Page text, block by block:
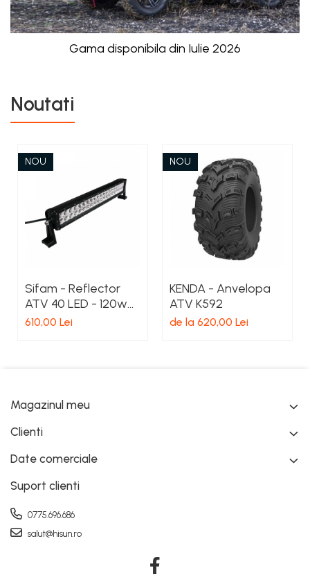
Gama disponibila din Iulie 2026
Noutati
NOU
Sifam - Reflector
ATV 40 LED - 120w
7200Lum, Epistar
610,00 Lei
NOU
KENDA - Anvelopa
ATV K592
de la 620,00 Lei
Magazinul meu
Clienti
Date comerciale
Suport clienti
0775.696.686
salut@hisun.ro